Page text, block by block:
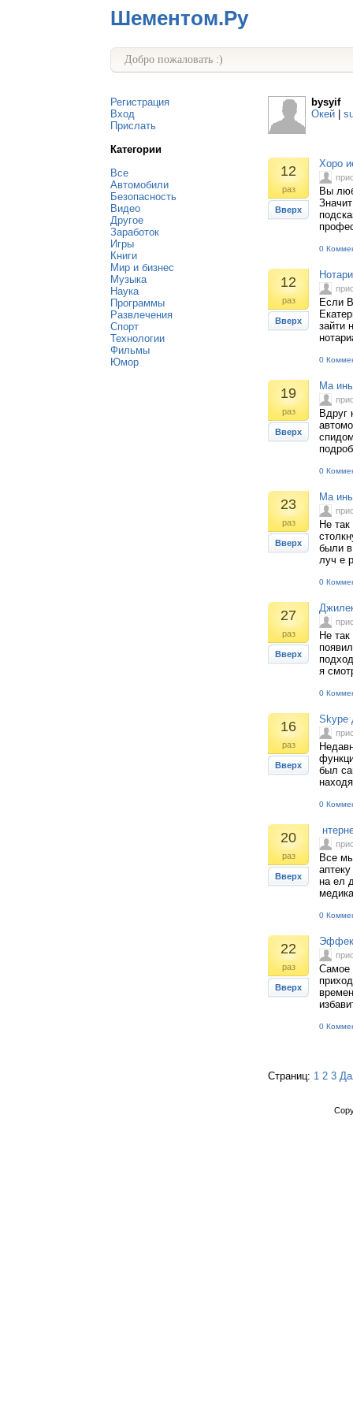
Шементом.Ру
Добро пожаловать :)
Регистрация
Вход
Прислать
Категории
Все
Автомобили
Безопасность
Видео
Другое
Заработок
Игры
Книги
Мир и бизнес
Музыка
Наука
Программы
Развлечения
Спорт
Технологии
Фильмы
Юмор
bysyif
Окей
12
раз
Вверх
Хоро
Вы
0
12
раз
Вверх
Если
зайти
0
19
раз
Вверх
Ма
Вдруг
0
23
раз
Вверх
Ма
Не
были в
луч е
0
27
раз
Вверх
Не
я
0
16
раз
Вверх
Skype
был
0
20
раз
Вверх
Все
на ел
0
22
раз
Вверх
Самое
0
Страниц: 1 2 3